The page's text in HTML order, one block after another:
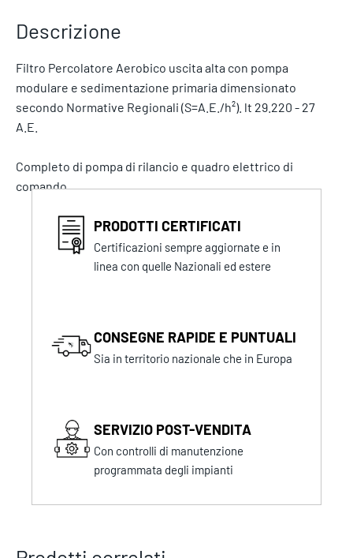
Descrizione
Filtro Percolatore Aerobico uscita alta con pompa
modulare e sedimentazione primaria dimensionato
secondo Normative Regionali (S=A.E./h²). lt 29.220 - 27
A.E.
Completo di pompa di rilancio e quadro elettrico di
comando.
PRODOTTI CERTIFICATI
Certificazioni sempre aggiornate e in
linea con quelle Nazionali ed estere
CONSEGNE RAPIDE E PUNTUALI
Sia in territorio nazionale che in Europa
SERVIZIO POST-VENDITA
Con controlli di manutenzione
programmata degli impianti